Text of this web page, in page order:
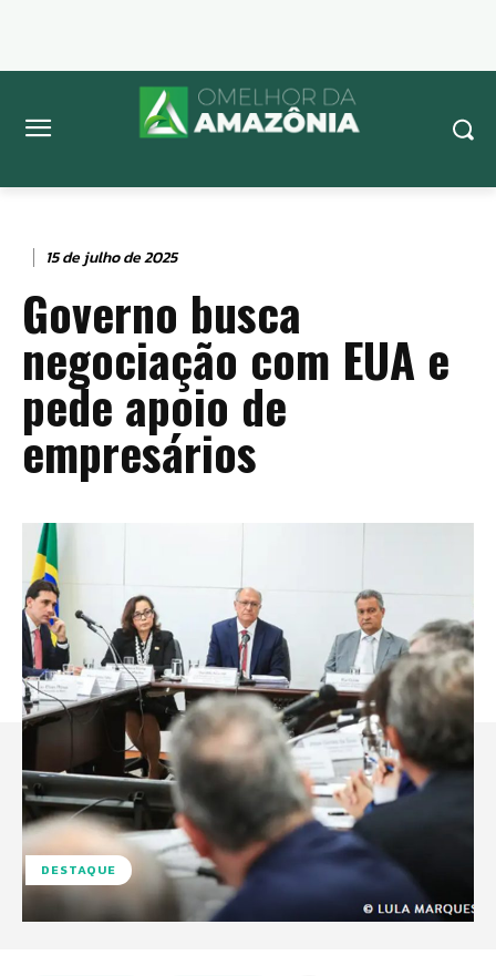
15 de julho de 2025
Governo busca
negociação com EUA e
pede apoio de
empresários
DESTAQUE